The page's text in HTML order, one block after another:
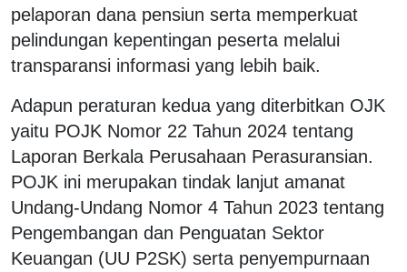
pelaporan dana pensiun serta memperkuat
pelindungan kepentingan peserta melalui
transparansi informasi yang lebih baik.
Adapun peraturan kedua yang diterbitkan OJK
yaitu POJK Nomor 22 Tahun 2024 tentang
Laporan Berkala Perusahaan Perasuransian.
POJK ini merupakan tindak lanjut amanat
Undang-Undang Nomor 4 Tahun 2023 tentang
Pengembangan dan Penguatan Sektor
Keuangan (UU P2SK) serta penyempurnaan